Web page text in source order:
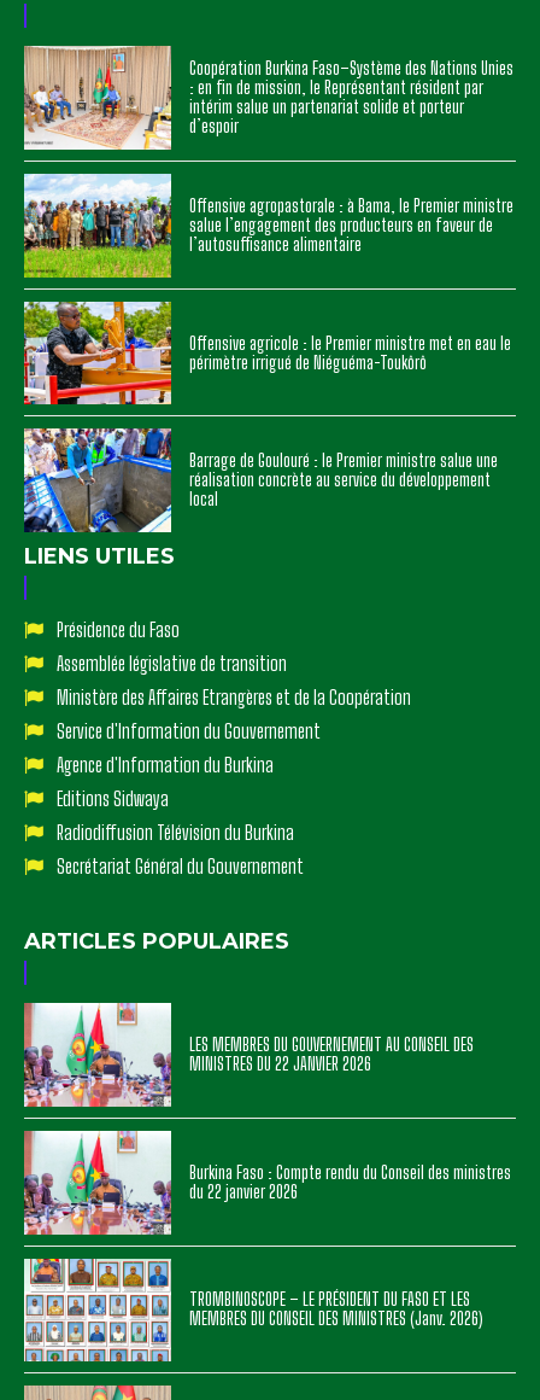
Coopération Burkina Faso–Système des Nations Unies
: en fin de mission, le Représentant résident par
intérim salue un partenariat solide et porteur
d’espoir
Offensive agropastorale : à Bama, le Premier ministre
salue l’engagement des producteurs en faveur de
l’autosuffisance alimentaire
Offensive agricole : le Premier ministre met en eau le
périmètre irrigué de Niéguéma-Toukôrô
Barrage de Goulouré : le Premier ministre salue une
réalisation concrète au service du développement
local
LIENS UTILES
Présidence du Faso
Assemblée législative de transition
Ministère des Affaires Etrangères et de la Coopération
Service d'Information du Gouvernement
Agence d'Information du Burkina
Editions Sidwaya
Radiodiffusion Télévision du Burkina
Secrétariat Général du Gouvernement
ARTICLES POPULAIRES
LES MEMBRES DU GOUVERNEMENT AU CONSEIL DES
MINISTRES DU 22 JANVIER 2026
Burkina Faso : Compte rendu du Conseil des ministres
du 22 janvier 2026
TROMBINOSCOPE – LE PRÉSIDENT DU FASO ET LES
MEMBRES DU CONSEIL DES MINISTRES (Janv. 2026)